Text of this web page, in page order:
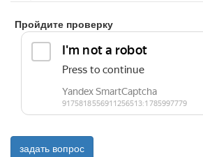
Пройдите проверку
задать вопрос